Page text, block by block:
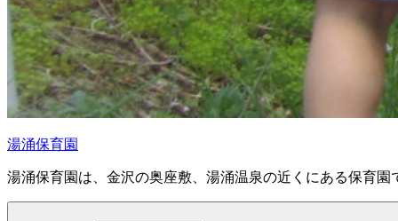
湯涌保育園
湯涌保育園は、金沢の奥座敷、湯涌温泉の近くにある保育園